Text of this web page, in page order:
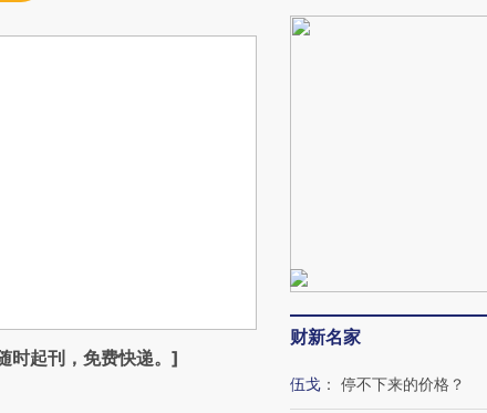
时起刊，免费快递。]
财新名家
伍戈 ： 停不下来的价格？